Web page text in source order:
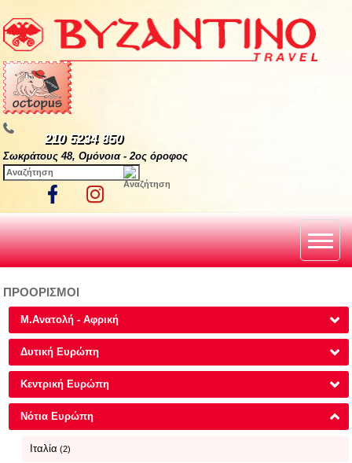
210 5234 850
Σωκράτους 48, Ομόνοια - 2ος όροφος
ΠΡΟΟΡΙΣΜΟΙ
Μ.Ανατολή - Αφρική
Δυτική Ευρώπη
Κεντρική Ευρώπη
Νότια Ευρώπη
Ιταλία (2)